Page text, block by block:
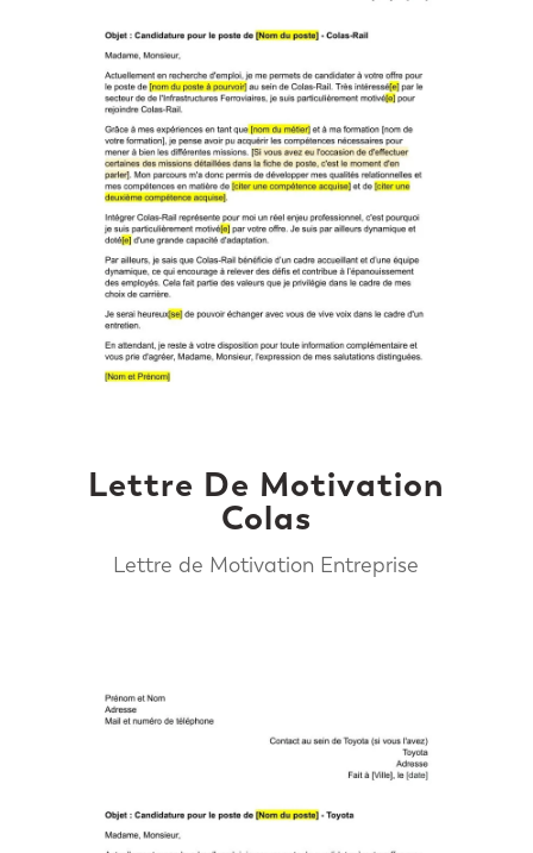
Lettre De Motivation
Colas
Lettre de Motivation Entreprise